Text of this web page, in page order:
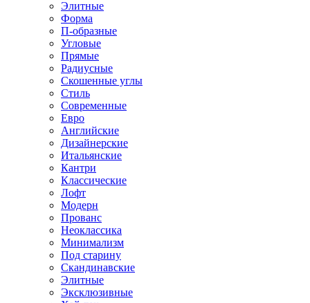
Элитные
Форма
П-образные
Угловые
Прямые
Радиусные
Скошенные углы
Стиль
Современные
Евро
Английские
Дизайнерские
Итальянские
Кантри
Классические
Лофт
Модерн
Прованс
Неоклассика
Минимализм
Под старину
Скандинавские
Элитные
Эксклюзивные